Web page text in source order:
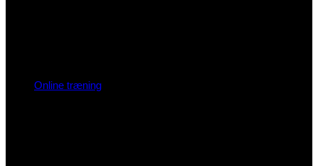
Online træning